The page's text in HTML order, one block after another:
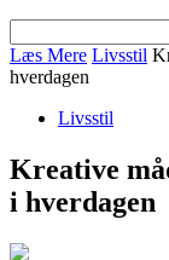
Læs Mere Livsstil
hverdagen
Livsstil
Kreative
i hverdagen